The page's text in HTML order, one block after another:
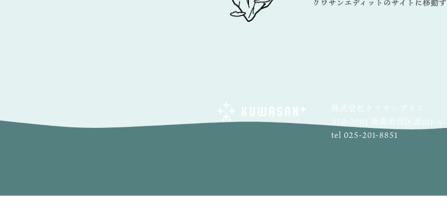
クワサンエディットのサイトに移動
株式会社クワサンプラス
950-2001 新潟市西区浦山1-4-
tel 025-201-8851